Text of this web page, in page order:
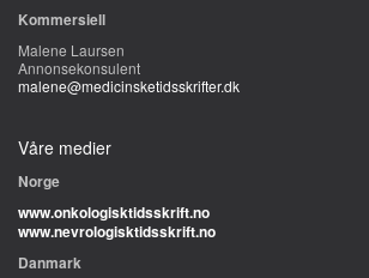
Kommersiell
Malene Laursen
Annonsekonsulent
malene@medicinsketidsskrifter.dk
Våre medier
Norge
www.onkologisktidsskrift.no
www.nevrologisktidsskrift.no
Danmark